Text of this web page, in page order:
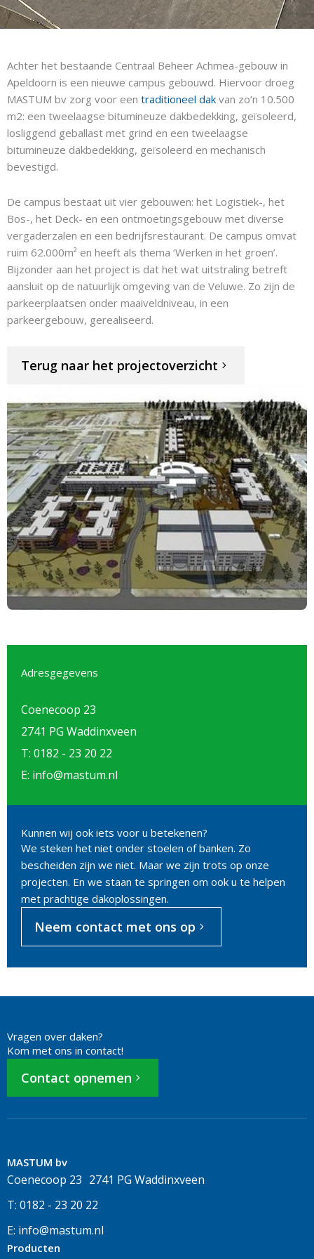
Achter het bestaande Centraal Beheer Achmea-gebouw in
Apeldoorn is een nieuwe campus gebouwd. Hiervoor droeg
MASTUM bv zorg voor een traditioneel dak van zo’n 10.500
m2: een tweelaagse bitumineuze dakbedekking, geïsoleerd,
losliggend geballast met grind en een tweelaagse
bitumineuze dakbedekking, geïsoleerd en mechanisch
bevestigd.
De campus bestaat uit vier gebouwen: het Logistiek-, het
Bos-, het Deck- en een ontmoetingsgebouw met diverse
vergaderzalen en een bedrijfsrestaurant. De campus omvat
ruim 62.000m² en heeft als thema ‘Werken in het groen’.
Bijzonder aan het project is dat het wat uitstraling betreft
aansluit op de natuurlijk omgeving van de Veluwe. Zo zijn de
parkeerplaatsen onder maaiveldniveau, in een
parkeergebouw, gerealiseerd.
Terug naar het projectoverzicht
Kunnen wij ook iets voor u betekenen?
We steken het niet onder stoelen of banken. Zo
bescheiden zijn we niet. Maar we zijn trots op onze
projecten. En we staan te springen om ook u te helpen
met prachtige dakoplossingen.
Neem contact met ons op
Adresgegevens
Coenecoop 23
2741 PG Waddinxveen
T: 0182 - 23 20 22
E: info@mastum.nl
Vragen over daken?
Kom met ons in contact!
Contact opnemen
MASTUM bv
Coenecoop 23 2741 PG Waddinxveen
T: 0182 - 23 20 22
E: info@mastum.nl
Producten